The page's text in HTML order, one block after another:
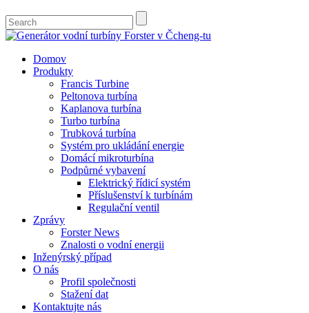
Domov
Produkty
Francis Turbine
Peltonova turbína
Kaplanova turbína
Turbo turbína
Trubková turbína
Systém pro ukládání energie
Domácí mikroturbína
Podpůrné vybavení
Elektrický řídicí systém
Příslušenství k turbínám
Regulační ventil
Zprávy
Forster News
Znalosti o vodní energii
Inženýrský případ
O nás
Profil společnosti
Stažení dat
Kontaktujte nás